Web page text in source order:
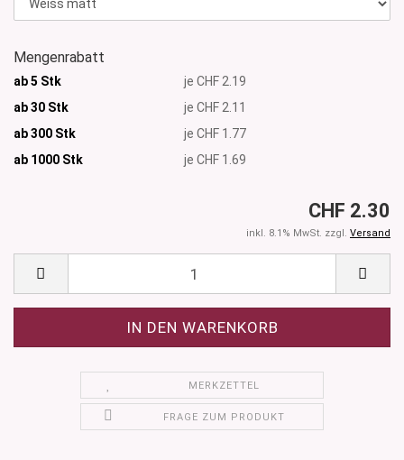
Mengenrabatt
ab 5 Stk
je CHF 2.19
ab 30 Stk
je CHF 2.11
ab 300 Stk
je CHF 1.77
ab 1000 Stk je CHF 1.69
CHF 2.30
inkl. 8.1% MwSt. zzgl. Versand
MERKZETTEL
FRAGE ZUM PRODUKT